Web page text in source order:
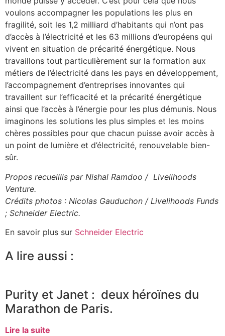
voulons accompagner les populations les plus en
fragilité, soit les 1,2 milliard d’habitants qui n’ont pas
d’accès à l’électricité et les 63 millions d’européens qui
vivent en situation de précarité énergétique. Nous
travaillons tout particulièrement sur la formation aux
métiers de l’électricité dans les pays en développement,
l’accompagnement d’entreprises innovantes qui
travaillent sur l’efficacité et la précarité énergétique
ainsi que l’accès à l’énergie pour les plus démunis. Nous
imaginons les solutions les plus simples et les moins
chères possibles pour que chacun puisse avoir accès à
un point de lumière et d’électricité, renouvelable bien-
sûr.
Propos recueillis par Nishal Ramdoo / Livelihoods
Venture.
Crédits photos : Nicolas Gauduchon / Livelihoods Funds
; Schneider Electric.
En savoir plus sur Schneider Electric
A lire aussi :
Purity et Janet : deux héroïnes du
Marathon de Paris.
Lire la suite